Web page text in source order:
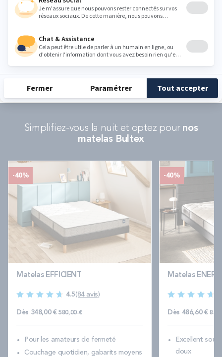
Partager cet article
Simplifiez-vous la nuit et optez pour nos
matelas Bultex
-40%
Matelas EFFICIENT
4.5(84 avis)
Dès 348,00 € Prix normal
580,00 €
Pour les amateurs de fermeté
Couchage quotidien, gabarits moyens
-40%
Matelas
Dès 486,60 €
Excellent
doux